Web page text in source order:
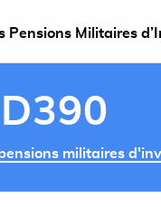
Pensions Militaires
militaires